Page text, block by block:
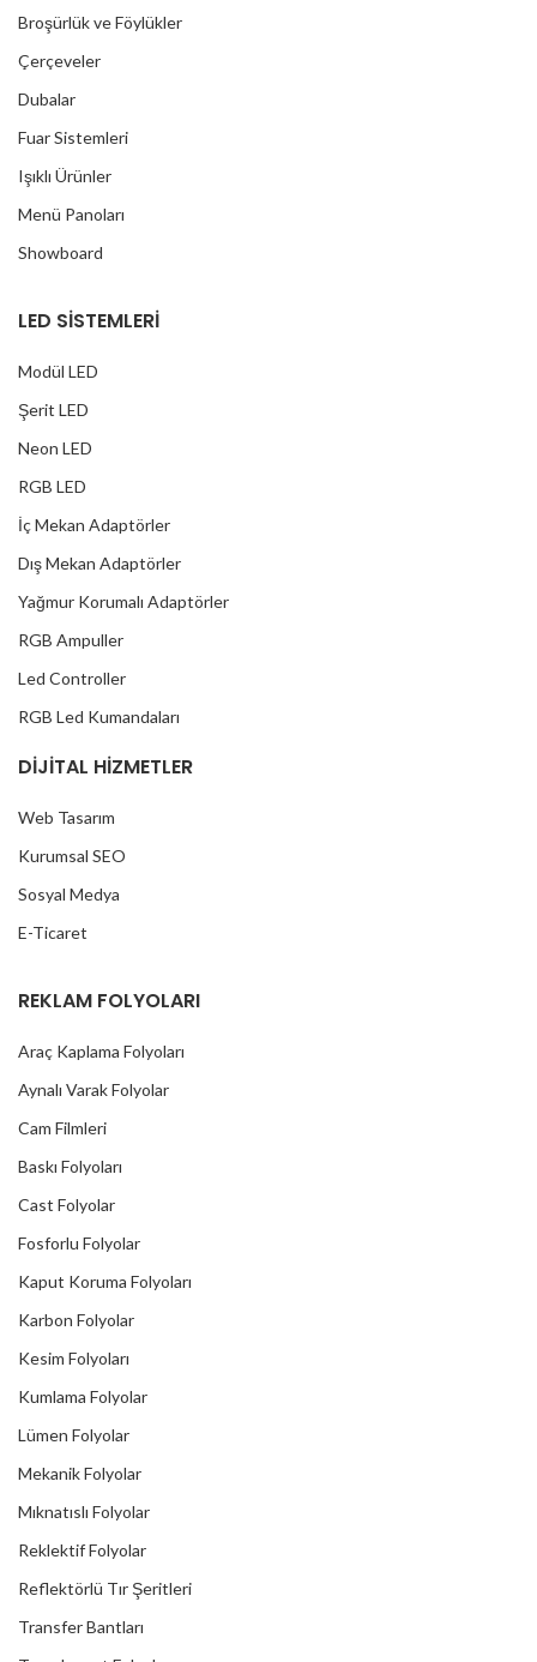
Broşürlük ve Föylükler
Çerçeveler
Dubalar
Fuar Sistemleri
Işıklı Ürünler
Menü Panoları
Showboard
LED SİSTEMLERİ
Modül LED
Şerit LED
Neon LED
RGB LED
İç Mekan Adaptörler
Dış Mekan Adaptörler
Yağmur Korumalı Adaptörler
RGB Ampuller
Led Controller
RGB Led Kumandaları
DİJİTAL HİZMETLER
Web Tasarım
Kurumsal SEO
Sosyal Medya
E-Ticaret
REKLAM FOLYOLARI
Araç Kaplama Folyoları
Aynalı Varak Folyolar
Cam Filmleri
Baskı Folyoları
Cast Folyolar
Fosforlu Folyolar
Kaput Koruma Folyoları
Karbon Folyolar
Kesim Folyoları
Kumlama Folyolar
Lümen Folyolar
Mekanik Folyolar
Mıknatıslı Folyolar
Reklektif Folyolar
Reflektörlü Tır Şeritleri
Transfer Bantları